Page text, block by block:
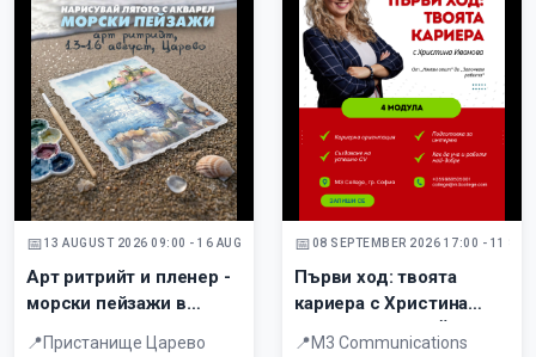
13 AUGUST 2026 09:00 - 16 AUGUST 2026
Арт ритрийт и пленер -
морски пейзажи в
Пристанище Царево
08 SEPTEMBER 2026 17:00 - 11
Първи ход: твоята
кариера с Христина
M3 Communications